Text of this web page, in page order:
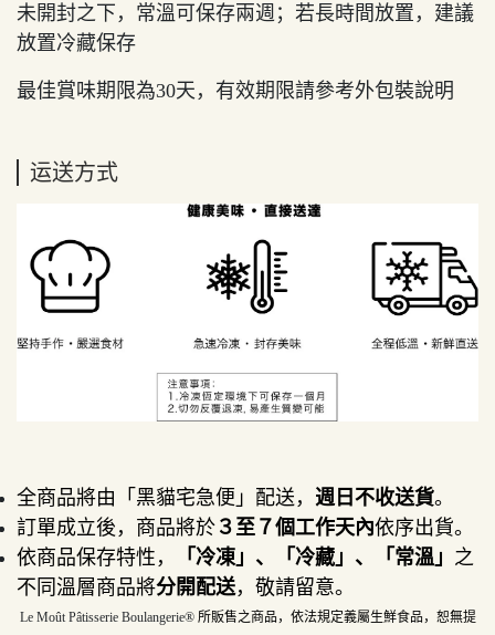
未開封之下，常溫可保存兩週；若長時間放置，建議
放置冷藏保存
最佳賞味期限為30天，有效期限請參考外包裝說明
运送方式
全商品將由「黑貓宅急便」配送， 週日不收送貨。
訂單成立後，商品將於 ３至７個工作天內依序出貨。
依商品保存特性，
「冷凍」、「冷藏」、「常溫」 之
不同溫層商品將分開配送，敬請留意。
Le Moût Pâtisserie Boulangerie® 所販售之商品，依法規定義屬生鮮食品，恕無提